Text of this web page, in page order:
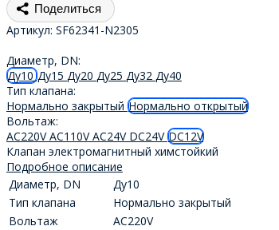
Поделиться
Артикул: SF62341-N2305
Диаметр, DN:
Ду10Ду15 Ду20 Ду25 Ду32 Ду40
Тип клапана:
Нормально закрытый Нормально открытый
Вольтаж:
AC220VAC110VAC24V DC24V DC12V
Клапан электромагнитный химстойкий
Подробное описание
Диаметр, DN
Ду10
Тип клапана
Нормально закрытый
Вольтаж
AC220V